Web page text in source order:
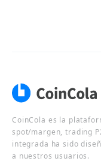
CoinCola es la
spot/margen, trading
integrada ha sido
a nuestros usuarios.